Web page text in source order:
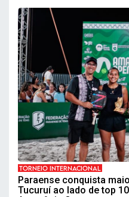
TORNEIO INTERNACIONAL
Paraense conquista
Tucuruí ao lado de top